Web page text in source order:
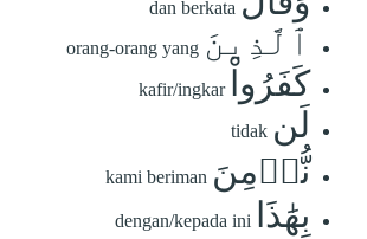
dan berkata
ٱلَّذِينَ orang-orang yang
كَفَرُواْ kafir/ingkar
لَن tidak
نُّؤۡمِنَ kami beriman
بِهَٰذَا dengan/kepada ini